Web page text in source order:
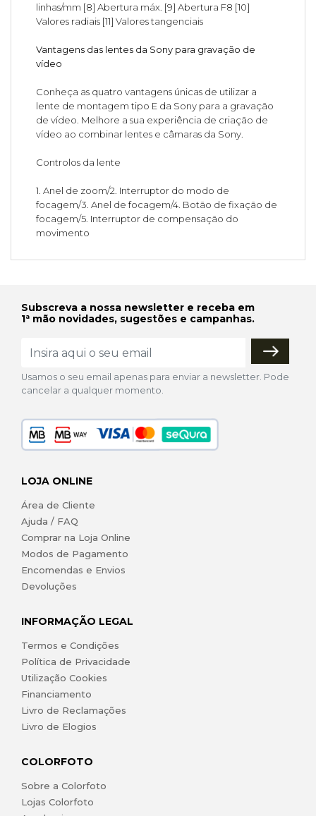
linhas/mm [8] Abertura máx. [9] Abertura F8 [10]
Valores radiais [11] Valores tangenciais
Vantagens das lentes da Sony para gravação de
vídeo
Conheça as quatro vantagens únicas de utilizar a
lente de montagem tipo E da Sony para a gravação
de vídeo. Melhore a sua experiência de criação de
vídeo ao combinar lentes e câmaras da Sony.
Controlos da lente
1. Anel de zoom/2. Interruptor do modo de
focagem/3. Anel de focagem/4. Botão de fixação de
focagem/5. Interruptor de compensação do
movimento
Subscreva a nossa newsletter e receba em
1ª mão novidades, sugestões e campanhas.
Usamos o seu email apenas para enviar a newsletter. Pode
cancelar a qualquer momento.
LOJA ONLINE
Área de Cliente
Ajuda / FAQ
Comprar na Loja Online
Modos de Pagamento
Encomendas e Envios
Devoluções
INFORMAÇÃO LEGAL
Termos e Condições
Política de Privacidade
Utilização Cookies
Financiamento
Livro de Reclamações
Livro de Elogios
COLORFOTO
Sobre a Colorfoto
Lojas Colorfoto